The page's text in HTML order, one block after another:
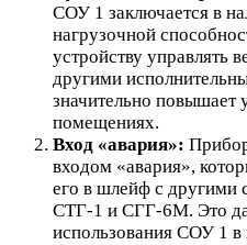
СОУ 1 заключается в
нагрузочной
устройству управлять
другими
значительно повышает
помещениях.
Вход «авария»:
входом «авария»,
его в шлейф с другими
СТГ-1 и СГГ-6М. Это
использования СОУ 1